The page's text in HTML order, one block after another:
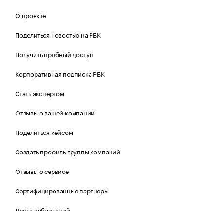
О проекте
Поделиться новостью на РБК
Получить пробный доступ
Корпоративная подписка РБК
Стать экспертом
Отзывы о вашей компании
Поделиться кейсом
Создать профиль группы компаний
Отзывы о сервисе
Сертифицированные партнеры